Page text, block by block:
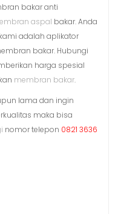
bakar anti
aspal bakar. Anda
adalah aplikator
bakar. Hubungi
harga spesial
membran bakar.
lama dan ingin
maka bisa
nomor telepon 0821 3636